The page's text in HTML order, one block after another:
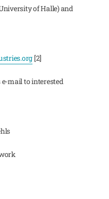
of Halle) and
[2]
e-mail to interested